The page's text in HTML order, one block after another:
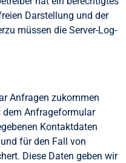
Darstellung und der
müssen die Server-Log-
Anfragen zukommen
dem Anfrageformular
Kontaktdaten
für den Fall von
Diese Daten geben wir